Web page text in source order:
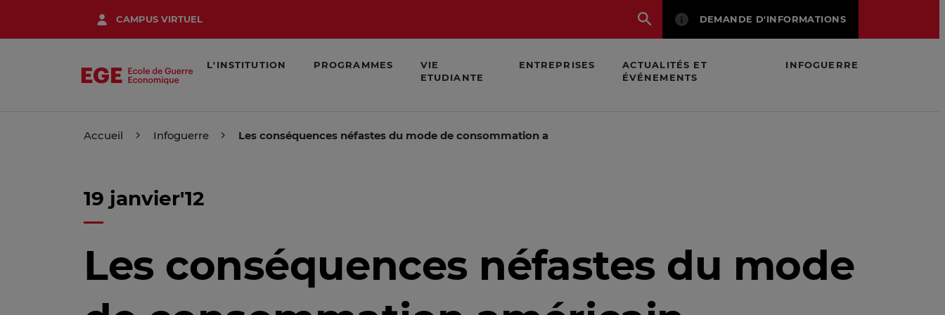
contenu
CAMPUS VIRTUEL DEMANDE D'INFORMATIONS
L'INSTITUTION PROGRAMMES
VIE
ETUDIANTE
ENTREPRISES
ACTUALITÉS ET
ÉVÉNEMENTS
INFOGUERRE
Accueil Infoguerre Les conséquences néfastes du mode de consommation américain
19 janvier'12
Les conséquences néfastes du mode